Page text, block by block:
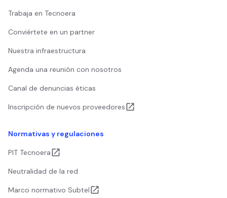
Trabaja en Tecnoera
Conviértete en un partner
Nuestra infraestructura
Agenda una reunión con nosotros
Canal de denuncias éticas
Inscripción de nuevos proveedores
Normativas y regulaciones
PIT Tecnoera
Neutralidad de la red
Marco normativo Subtel